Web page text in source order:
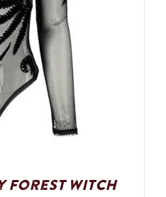
Forest Witch